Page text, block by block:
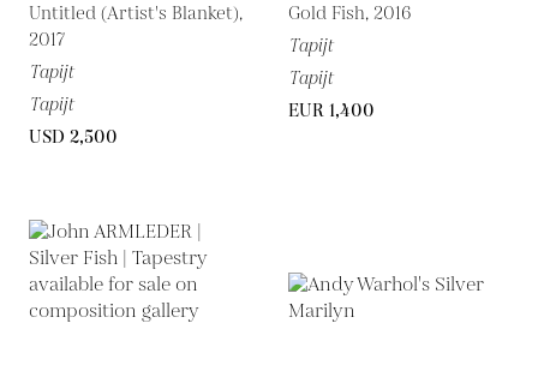
Untitled (Artist's Blanket),
2017
Tapijt
Tapijt
USD 2,500
Gold Fish, 2016
Tapijt
Tapijt
EUR 1,400